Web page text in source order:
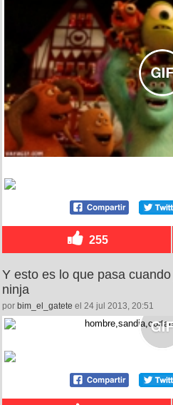
255
Y esto es lo que pasa
ninja
por bim_el_gatete el 24 jul 2013, 20:51